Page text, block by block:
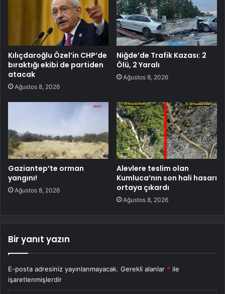
Kılıçdaroğlu Özel’in CHP’de
bıraktığı ekibi de partiden
atacak
Ağustos 8, 2026
Niğde’de Trafik Kazası: 2
Ölü, 2 Yaralı
Ağustos 8, 2026
Gaziantep’te orman
yangını!
Ağustos 8, 2026
Alevlere teslim olan
Kumluca’nın son hali hasarı
ortaya çıkardı
Ağustos 8, 2026
Bir yanıt yazın
E-posta adresiniz yayınlanmayacak. Gerekli alanlar * ile
işaretlenmişlerdir